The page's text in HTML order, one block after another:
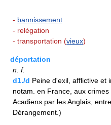
- bannissement
- relégation
- transportation (vieux)
déportation
n. f.
d1./d Peine d'exil, afflictive et
notam. en France, aux
Acadiens par les Anglais,
Dérangement.)